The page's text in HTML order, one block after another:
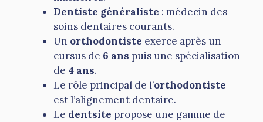
Dentiste généraliste : médecin des
soins dentaires courants.
Un orthodontiste exerce après un
cursus de 6 ans puis une spécialisation
de 4 ans.
Le rôle principal de l’orthodontiste
est l’alignement dentaire.
Le dentsite propose une gamme de